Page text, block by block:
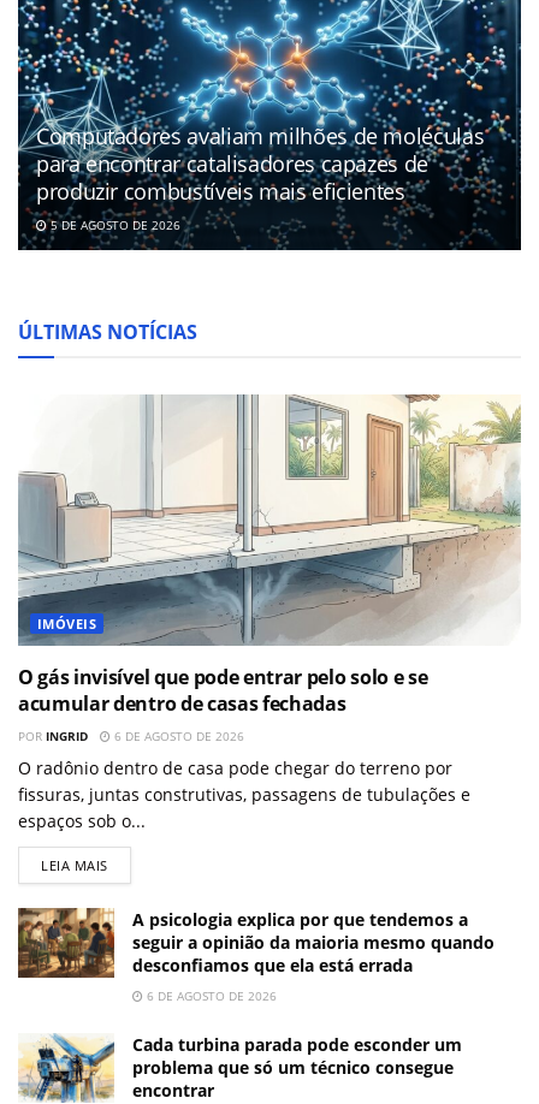
Computadores avaliam milhões de moléculas
para encontrar catalisadores capazes de
produzir combustíveis mais eficientes
5 DE AGOSTO DE 2026
ÚLTIMAS NOTÍCIAS
IMÓVEIS
O gás invisível que pode entrar pelo solo e se
acumular dentro de casas fechadas
POR INGRID 6 DE AGOSTO DE 2026
O radônio dentro de casa pode chegar do terreno por
fissuras, juntas construtivas, passagens de tubulações e
espaços sob o...
LEIA MAIS
A psicologia explica por que tendemos a
seguir a opinião da maioria mesmo quando
desconfiamos que ela está errada
6 DE AGOSTO DE 2026
Cada turbina parada pode esconder um
problema que só um técnico consegue
encontrar